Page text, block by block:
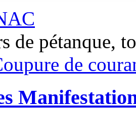
de pétanque,
de